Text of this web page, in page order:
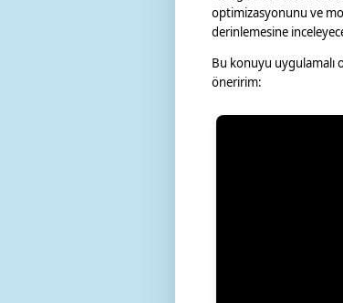
optimizasyonunu ve
derinlemesine
Bu konuyu uygulamalı
öneririm: